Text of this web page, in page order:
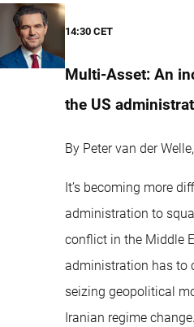
14:30 CET
Multi-Asset: An
the US
By Peter van der
It’s becoming more
administration to
conflict in the Middle
administration has to
seizing geopolitical
Iranian regime